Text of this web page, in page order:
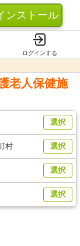
ンストール
ログインする
老人保健施
選択
村 選択
選択
選択